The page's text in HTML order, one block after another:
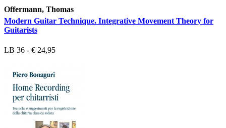
Offermann, Thomas
Modern Guitar Technique. Integrative Movement Theory for
Guitarists
LB 36 - € 24,95